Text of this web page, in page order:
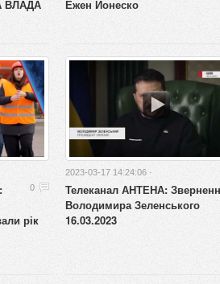
ВЛАДА
Ежен Йонеско
0
рік
2023-03-17 14:24:06 ·
Телеканал АНТЕНА:
Володимира Зеленського
16.03.2023